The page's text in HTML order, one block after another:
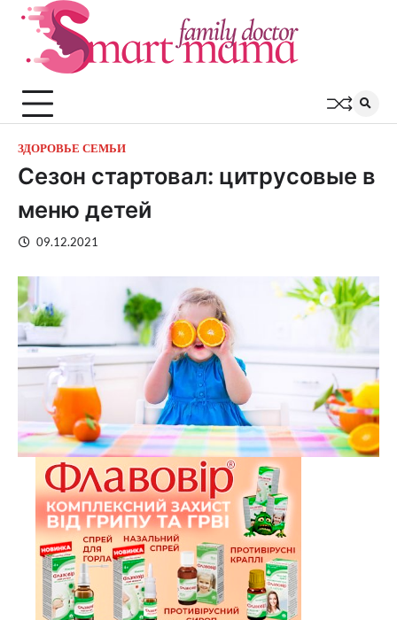
Перейти
содержимому
ЗДОРОВЬЕ СЕМЬИ
Сезон стартовал: цитрусовые в
меню детей
09.12.2021